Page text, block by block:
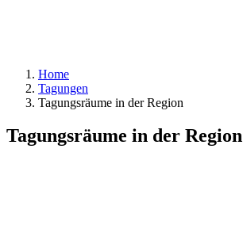
Home
Tagungen
Tagungsräume in der Region
Tagungsräume in der Region